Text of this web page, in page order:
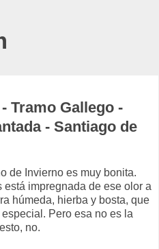
Tramo Gallego -
- Santiago de
de Invierno es muy bonita.
está impregnada de ese olor a
húmeda, hierba y bosta, que
Pero esa no es la
no.